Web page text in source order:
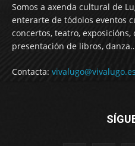
Somos a axenda cultural de
enterarte de tódolos eventos
concertos, teatro, exposicións,
presentación de libros,
Contacta: vivalugo@vivalugo.es